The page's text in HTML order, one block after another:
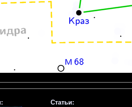
Статьи: